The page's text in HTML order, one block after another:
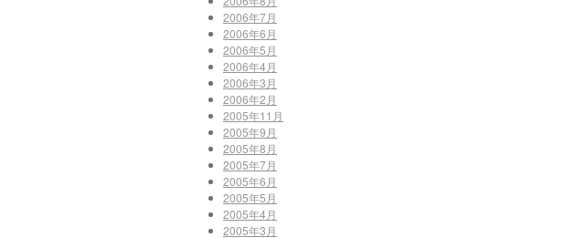
2006年7月
2006年6月
2006年5月
2006年4月
2006年3月
2006年2月
2005年11月
2005年9月
2005年8月
2005年7月
2005年6月
2005年5月
2005年4月
2005年3月